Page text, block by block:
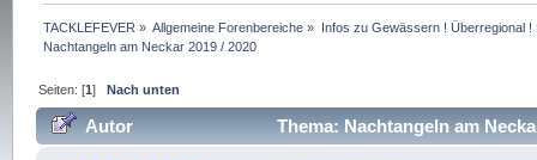
TACKLEFEVER » Allgemeine Forenbereiche » Infos zu Gewässern ! Überregional !
Nachtangeln am Neckar 2019 / 2020
Seiten: [1]Nach unten
Autor Thema: Nachtangeln am